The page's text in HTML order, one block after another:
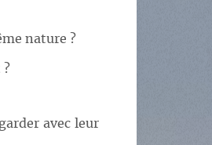
nature ?
?
avec leur